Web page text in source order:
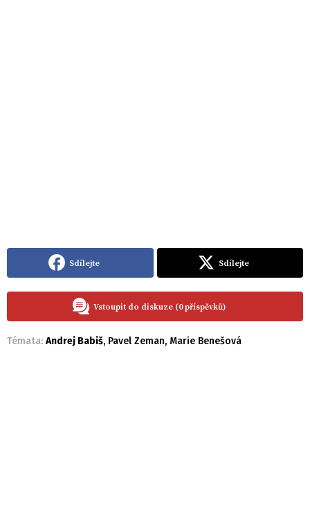
Sdílejte Sdílejte
Vstoupit do diskuze (0 příspěvků)
Témata: Andrej Babiš, Pavel Zeman, Marie Benešová